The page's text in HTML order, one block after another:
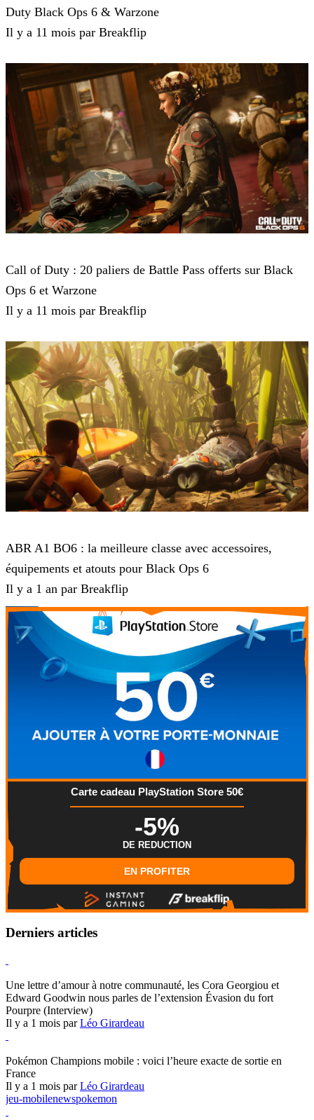
Duty Black Ops 6 & Warzone
Il y a 11 mois par Breakflip
Call of Duty : 20 paliers de Battle Pass offerts sur Black
Ops 6 et Warzone
Il y a 11 mois par Breakflip
ABR A1 BO6 : la meilleure classe avec accessoires,
équipements et atouts pour Black Ops 6
Il y a 1 an par Breakflip
Carte cadeau PlayStation Store 50€
-5%
DE REDUCTION
EN PROFITER
Derniers articles
Une lettre d’amour à notre communauté, les Cora Georgiou et
Edward Goodwin nous parles de l’extension Évasion du fort
Pourpre (Interview)
Il y a 1 mois parLéo Girardeau
Pokémon Champions mobile : voici l’heure exacte de sortie en
France
Il y a 1 mois parLéo Girardeau
jeu-mobilenewspokemon